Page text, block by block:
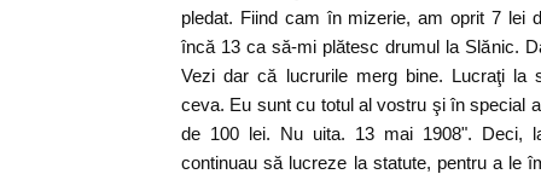
pledat. Fiind cam în mizerie, am oprit 7 lei
încă 13 ca să-mi plătesc drumul la Slănic.
Vezi dar că lucrurile merg bine. Lucraţi la
ceva. Eu sunt cu totul al vostru şi în special
de 100 lei. Nu uita. 13 mai 1908". Deci,
continuau să lucreze la statute, pentru a le